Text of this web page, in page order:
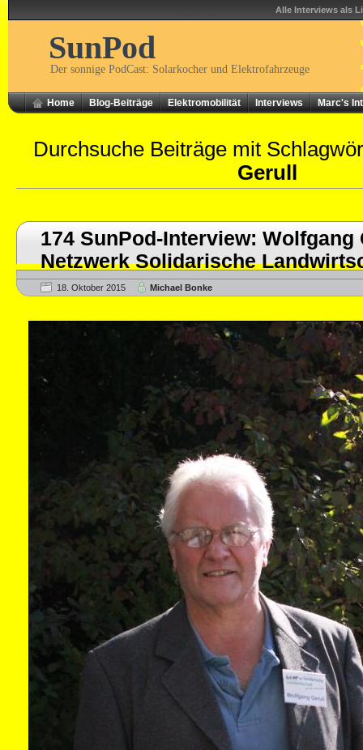
Alle Interviews als
SunPod
Der sonnige PodCast: Solarkocher und Elektrofahrzeuge
Home Blog-Beiträge Elektromobilität Interviews Marc's
Durchsuche Beiträge mit
Gerull
174 SunPod-Interview: Wolfgang
Netzwerk Solidarische
18. Oktober 2015 Michael Bonke